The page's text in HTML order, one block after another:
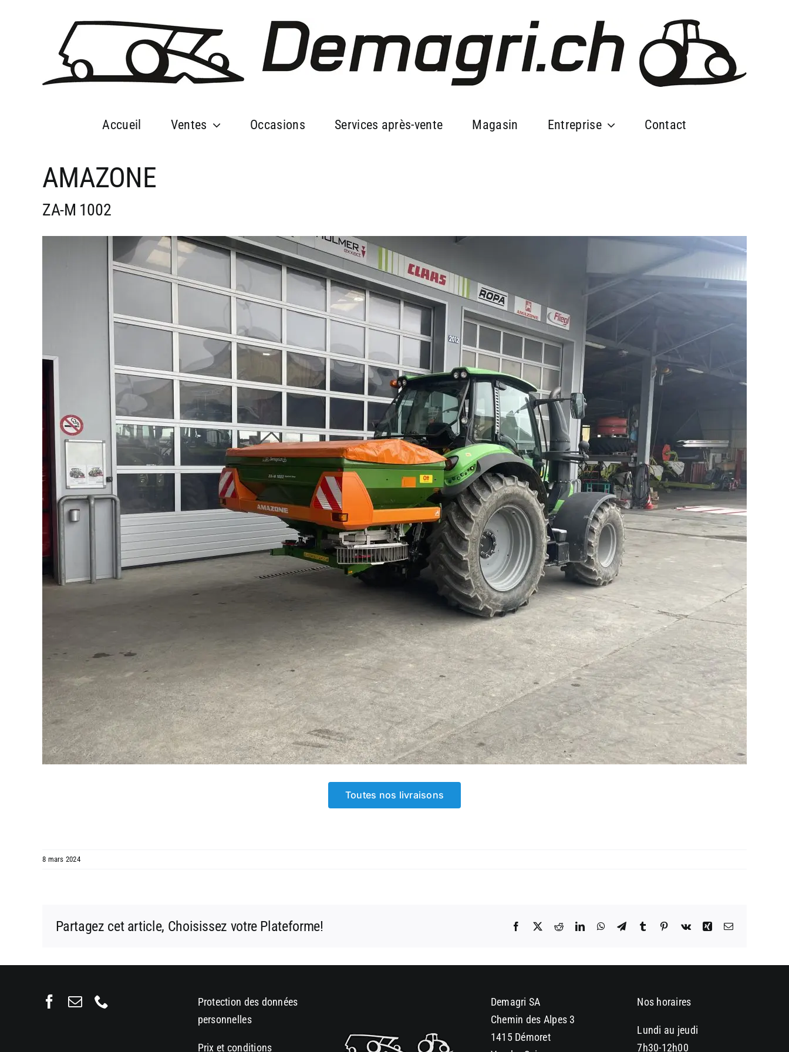
Accueil Ventes Occasions Services après-vente Magasin Entreprise Contact
AMAZONE
ZA-M 1002
Toutes nos livraisons
8 mars 2024
Partagez cet article, Choisissez votre Plateforme! Facebook
X RedditLinkedInWhatsApp
TelegramTumblr Pinterest
Vk XingEmail
Protection des données
personnelles
Prix et conditions
Demagri SA
Chemin des Alpes 3
1415 Démoret
Nos horaires
Lundi au jeudi
7h30-12h00